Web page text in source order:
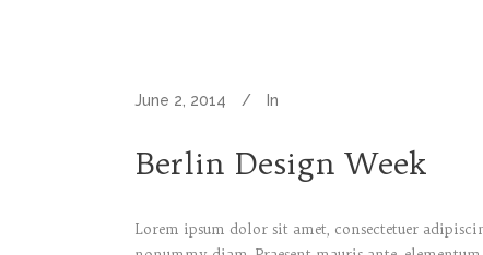
June 2, 2014 In
Berlin Design Week
Lorem ipsum dolor sit amet, consectetuer